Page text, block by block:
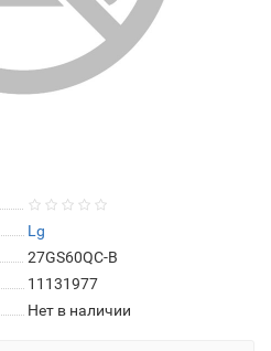
Lg
27GS60QC-B
11131977
Нет в наличии